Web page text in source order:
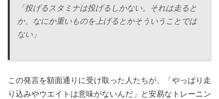
「投げるスタミナは投げるしかない。それは走ると
か、なにか重いものを上げるとかそういうことでは
ない」
この発言を額面通りに受け取った人たちが、「やっぱり走
り込みやウエイトは意味がないんだ」と安易なトレーニン